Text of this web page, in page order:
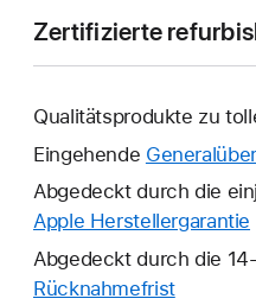
Zertifizierte
Qualitätsprodukte zu
Eingehende
Abgedeckt durch die
Apple Herstellergarantie
Abgedeckt durch die
RücknahmefristEin